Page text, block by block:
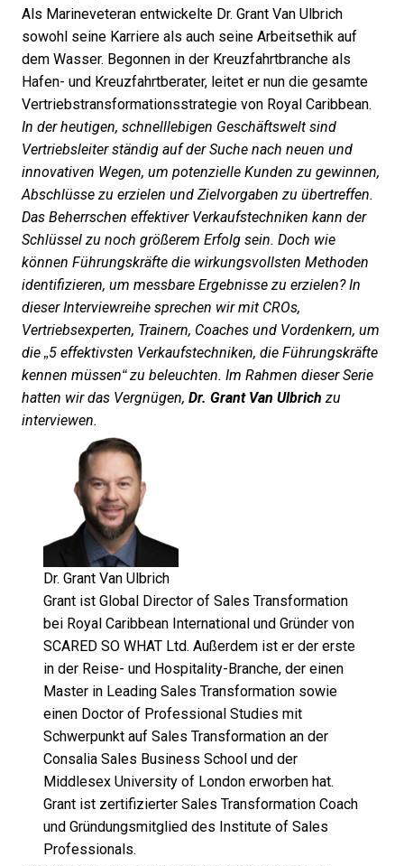
Als Marineveteran entwickelte Dr. Grant Van Ulbrich
sowohl seine Karriere als auch seine Arbeitsethik auf
dem Wasser. Begonnen in der Kreuzfahrtbranche als
Hafen- und Kreuzfahrtberater, leitet er nun die gesamte
Vertriebs­transformations­strategie von Royal Caribbean.
In der heutigen, schnelllebigen Geschäftswelt sind
Vertriebsleiter ständig auf der Suche nach neuen und
innovativen Wegen, um potenzielle Kunden zu gewinnen,
Abschlüsse zu erzielen und Zielvorgaben zu übertreffen.
Das Beherrschen effektiver Verkaufstechniken kann der
Schlüssel zu noch größerem Erfolg sein. Doch wie
können Führungskräfte die wirkungsvollsten Methoden
identifizieren, um messbare Ergebnisse zu erzielen? In
dieser Interviewreihe sprechen wir mit CROs,
Vertriebsexperten, Trainern, Coaches und Vordenkern, um
die „5 effektivsten Verkaufstechniken, die Führungskräfte
kennen müssen“ zu beleuchten. Im Rahmen dieser Serie
hatten wir das Vergnügen, Dr. Grant Van Ulbrich zu
interviewen.
Dr. Grant Van Ulbrich
Grant ist Global Director of Sales Transformation
bei Royal Caribbean International und Gründer von
SCARED SO WHAT Ltd. Außerdem ist er der erste
in der Reise- und Hospitality-Branche, der einen
Master in Leading Sales Transformation sowie
einen Doctor of Professional Studies mit
Schwerpunkt auf Sales Transformation an der
Consalia Sales Business School und der
Middlesex University of London erworben hat.
Grant ist zertifizierter Sales Transformation Coach
und Gründungsmitglied des Institute of Sales
Professionals.